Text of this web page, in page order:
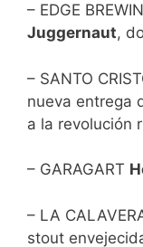
– EDGE
Juggernaut,
– SANTO
nueva entrega
a la revolución
– GARAGART
– LA
stout